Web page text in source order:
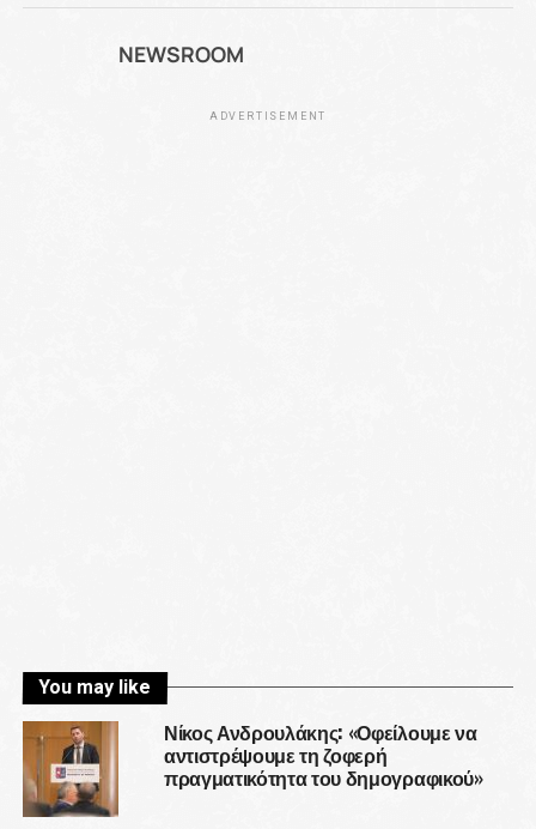
NEWSROOM
ADVERTISEMENT
You may like
Νίκος Ανδρουλάκης: «Οφείλουμε να
αντιστρέψουμε τη ζοφερή
πραγματικότητα του δημογραφικού»